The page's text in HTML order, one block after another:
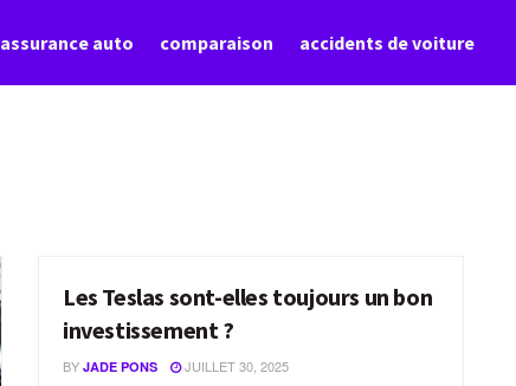
assurance auto comparaison accidents de voiture
ACTUALITÉS
Les Teslas sont-elles toujours un bon
investissement ?
BY JADE PONS JUILLET 30, 2025